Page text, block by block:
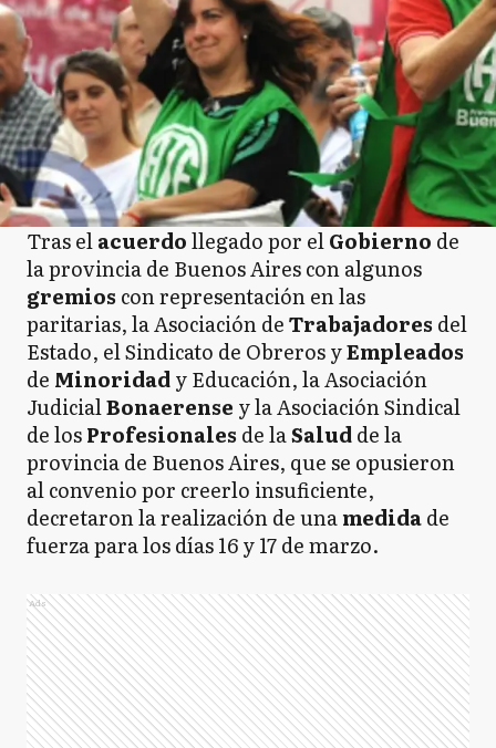
Tras elacuerdollegado por elGobierno de
la provincia de Buenos Aires con algunos
gremios con representación en las
paritarias, la Asociación deTrabajadores del
Estado, el Sindicato de Obreros yEmpleados
de Minoridady Educación, la Asociación
JudicialBonaerense y la Asociación Sindical
de losProfesionales de laSaludde la
provincia de Buenos Aires, que se opusieron
al convenio por creerlo insuficiente,
decretaron la realización de unamedidade
fuerza para los días 16 y 17 de marzo.
Ads